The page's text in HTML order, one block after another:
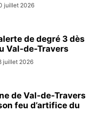
juillet 2026
de degré 3 dès
Val-de-Travers
juillet 2026
de Val-de-Travers
feu d’artifice du